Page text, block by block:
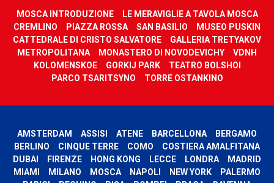
MOSCA INTRODUZIONE
LE MERAVIGLIE A TAVOLA MOSCA
CREMLINO
PIAZZA ROSSA SAN BASILIO
MUSEO PUSKIN
CATTEDRALE DI CRISTO SALVATORE
GALLERIA TRETYAKOV
METROPOLITANA
MONASTERO DI NOVODEVICHY
VDNH
KOLOMENSKOE
GORKIJ PARK
TEATRO BOLSHOI
PARCO TSARITSYNO
TORRE OSTANKINO
AMSTERDAM ASSISI ATENE BARCELLONA
BERGAMO
BERLINO
CINQUE TERRE COMO
COSTIERA AMALFITANA
DUBAI
FIRENZE HONG KONG LECCE LONDRA
MADRID
MIAMI
MILANO MOSCA NAPOLI NEW YORK
PALERMO